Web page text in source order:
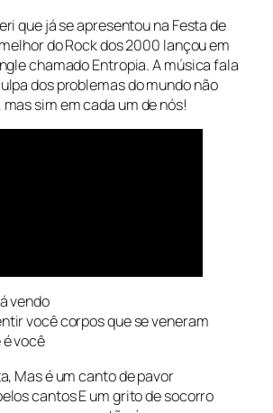
que já se apresentou na Festa de
do Rock dos 2000 lançou em
chamado Entropia. A música fala
dos problemas do mundo não
sim em cada um de nós!
vendo
você corpos que se veneram
é você
Mas é um canto de pavor
cantos E um grito de socorro